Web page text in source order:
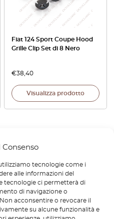
Consenso
tecnologie come i
alle informazioni del
tecnologie ci permetterà di
di navigazione o
acconsentire o revocare il
su alcune funzionalità e
Fiat 124 Sport Coupe Hood
Grille Clip Set di 8 Nero
€38,40
Visualizza prodotto
1/1
1